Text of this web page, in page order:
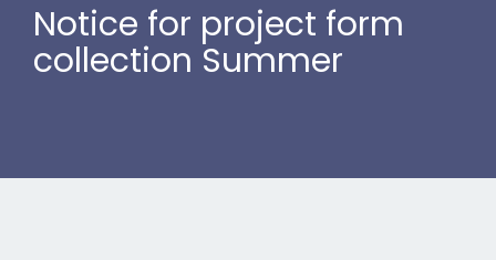
Notice for project form
collection Summer